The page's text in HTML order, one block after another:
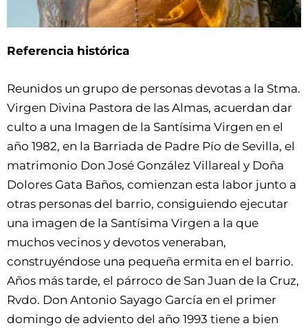
Referencia histórica
Reunidos un grupo de personas devotas a la Stma.
Virgen Divina Pastora de las Almas, acuerdan dar
culto a una Imagen de la Santísima Virgen en el
año 1982, en la Barriada de Padre Pío de Sevilla, el
matrimonio Don José González Villareal y Doña
Dolores Gata Baños, comienzan esta labor junto a
otras personas del barrio, consiguiendo ejecutar
una imagen de la Santísima Virgen a la que
muchos vecinos y devotos veneraban,
construyéndose una pequeña ermita en el barrio.
Años más tarde, el párroco de San Juan de la Cruz,
Rvdo. Don Antonio Sayago García en el primer
domingo de adviento del año 1993 tiene a bien